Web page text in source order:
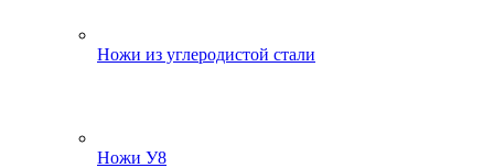
Ножи из углеродистой стали
Ножи У8